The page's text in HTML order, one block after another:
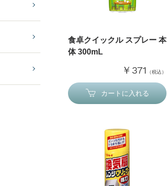
食卓クイックル スプレー 本
体 300mL
￥371 （税込）
カートに入れる